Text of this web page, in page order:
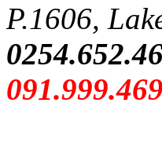
P.1606,